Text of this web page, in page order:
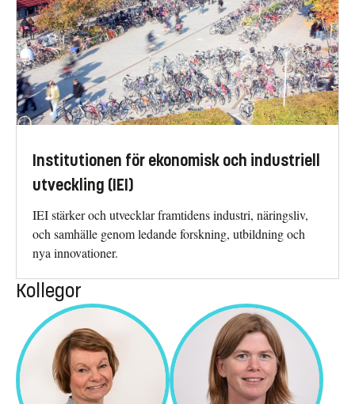
Institutionen för ekonomisk och industriell
utveckling (IEI)
IEI stärker och utvecklar framtidens industri, näringsliv,
och samhälle genom ledande forskning, utbildning och
nya innovationer.
Kollegor